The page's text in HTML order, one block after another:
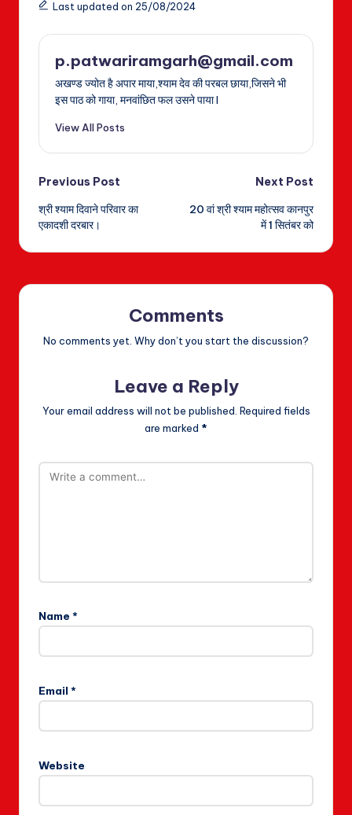
Last updated on 25/08/2024
p.patwariramgarh@gmail.com
अखण्ड ज्योत है अपार माया,श्याम देव की परबल छाया,जिसने भी
इस पाठ को गाया, मनवांछित फल उसने पाया I
View All Posts
Post
navigation
Previous Post
श्री श्याम दिवाने परिवार का
एकादशी दरबार।
Next Post
20 वां श्री श्याम महोत्सव कानपुर
में 1 सितंबर को
Comments
No comments yet. Why don’t you start the discussion?
Leave a Reply
Your email address will not be published. Required fields
are marked *
Name *
Email *
Website